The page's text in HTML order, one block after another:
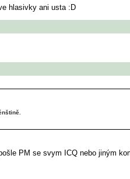
hlasivky ani usta :D
PM se svym ICQ nebo jiným